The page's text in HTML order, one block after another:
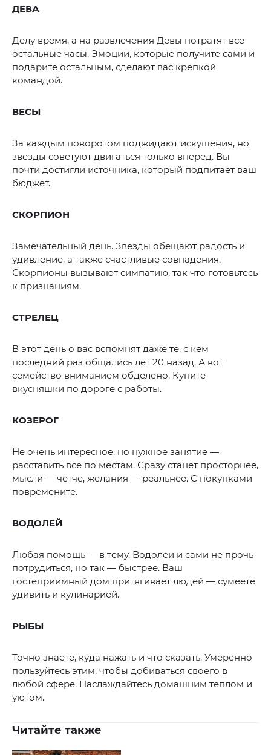
ДЕВА
Делу время, а на развлечения Девы потратят все
остальные часы. Эмоции, которые получите сами и
подарите остальным, сделают вас крепкой
командой.
ВЕСЫ
За каждым поворотом поджидают искушения, но
звезды советуют двигаться только вперед. Вы
почти достигли источника, который подпитает ваш
бюджет.
СКОРПИОН
Замечательный день. Звезды обещают радость и
удивление, а также счастливые совпадения.
Скорпионы вызывают симпатию, так что готовьтесь
к признаниям.
СТРЕЛЕЦ
В этот день о вас вспомнят даже те, с кем
последний раз общались лет 20 назад. А вот
семейство вниманием обделено. Купите
вкусняшки по дороге с работы.
КОЗЕРОГ
Не очень интересное, но нужное занятие —
расставить все по местам. Сразу станет просторнее,
мысли — четче, желания — реальнее. С покупками
повремените.
ВОДОЛЕЙ
Любая помощь — в тему. Водолеи и сами не прочь
потрудиться, но так — быстрее. Ваш
гостеприимный дом притягивает людей — сумеете
удивить и кулинарией.
РЫБЫ
Точно знаете, куда нажать и что сказать. Умеренно
пользуйтесь этим, чтобы добиваться своего в
любой сфере. Наслаждайтесь домашним теплом и
уютом.
Читайте также